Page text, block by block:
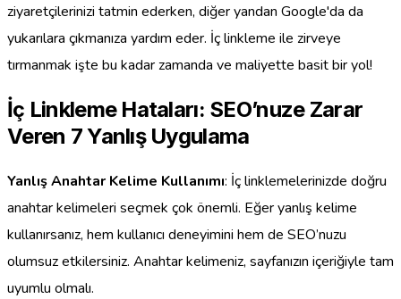
ziyaretçilerinizi tatmin ederken, diğer yandan Google'da da
yukarılara çıkmanıza yardım eder. İç linkleme ile zirveye
tırmanmak işte bu kadar zamanda ve maliyette basit bir yol!
İç Linkleme Hataları: SEO’nuze Zarar
Veren 7 Yanlış Uygulama
Yanlış Anahtar Kelime Kullanımı: İç linklemelerinizde doğru
anahtar kelimeleri seçmek çok önemli. Eğer yanlış kelime
kullanırsanız, hem kullanıcı deneyimini hem de SEO’nuzu
olumsuz etkilersiniz. Anahtar kelimeniz, sayfanızın içeriğiyle tam
uyumlu olmalı.